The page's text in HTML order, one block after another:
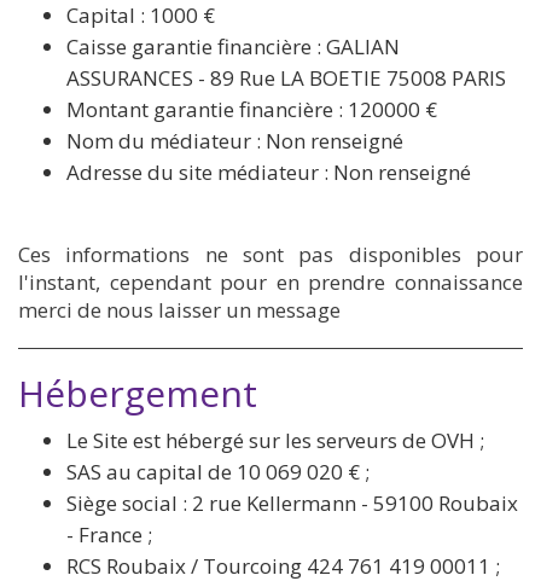
Capital : 1000 €
Caisse garantie financière : GALIAN
ASSURANCES - 89 Rue LA BOETIE 75008 PARIS
Montant garantie financière : 120000 €
Nom du médiateur : Non renseigné
Adresse du site médiateur : Non renseigné
Ces informations ne sont pas disponibles pour
l'instant, cependant pour en prendre connaissance
merci de nous laisser un message
Hébergement
Le Site est hébergé sur les serveurs de OVH ;
SAS au capital de 10 069 020 € ;
Siège social : 2 rue Kellermann - 59100 Roubaix
- France ;
RCS Roubaix / Tourcoing 424 761 419 00011 ;